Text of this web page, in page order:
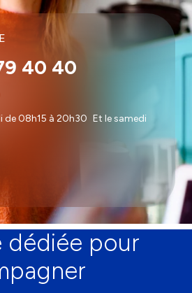
40 40
de 08h15 à 20h30 Et le samedi
dédiée pour